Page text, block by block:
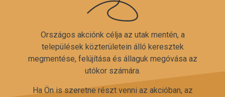
Országos akciónk célja az utak mentén, a
települések közterületein álló keresztek
megmentése, felújítása és állaguk megóvása az
utókor számára.
Ha Ön is szeretne részt venni az akcióban, az